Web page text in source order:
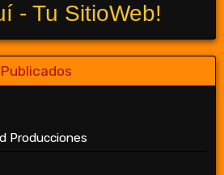
- Tu SitioWeb!
Producciones